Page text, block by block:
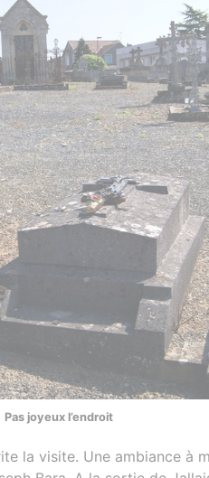
Pas joyeux l’endroit
la visite. Une ambiance à